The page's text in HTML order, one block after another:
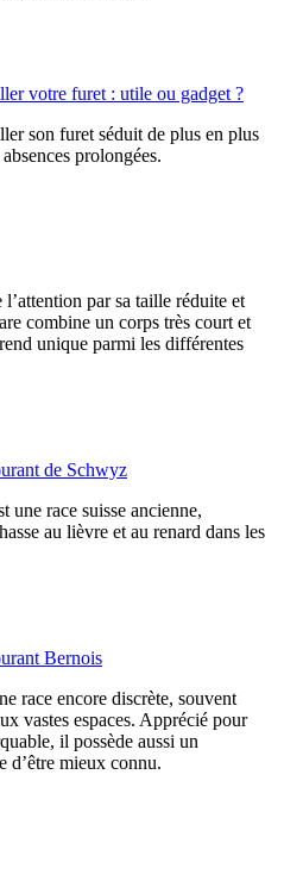
votre furet : utile ou gadget ?
son furet séduit de plus en plus
prolongées.
par sa taille réduite et
combine un corps très court et
unique parmi les différentes
de Schwyz
une race suisse ancienne,
au lièvre et au renard dans les
Bernois
race encore discrète, souvent
vastes espaces. Apprécié pour
il possède aussi un
d’être mieux connu.